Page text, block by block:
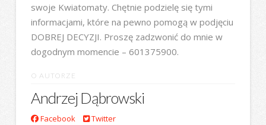
swoje Kwiatomaty. Chętnie podzielę się tymi
informacjami, które na pewno pomogą w podjęciu
DOBREJ DECYZJI. Proszę zadzwonić do mnie w
dogodnym momencie – 601375900.
O AUTORZE
Andrzej Dąbrowski
Facebook Twitter